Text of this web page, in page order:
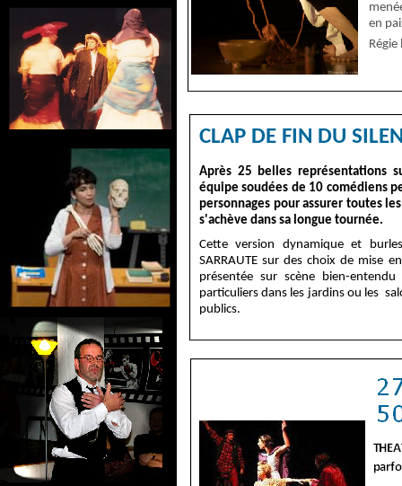
CLAP DE FIN DU
Après 25 belles représentations
équipe soudées de 10 comédiens
personnages pour assurer toutes
s'achève dans sa longue tournée.
Cette version dynamique et
SARRAUTE sur des choix de mise
présentée sur scène bien-
particuliers dans les jardins ou les
publics.
en